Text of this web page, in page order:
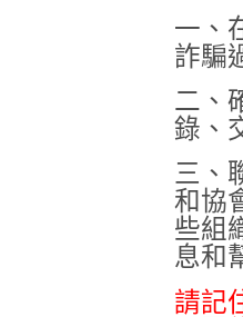
一、
詐騙
二、
錄、
三、
和協
些組
息和
請記